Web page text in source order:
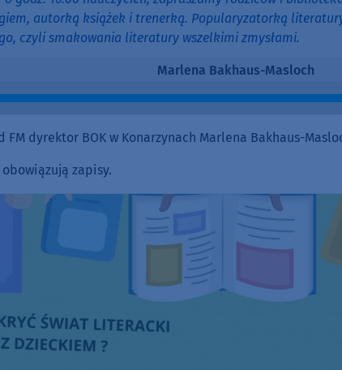
autorką książek i trenerką. Popularyzatorką
czyli smakowania literatury wszelkimi zmysłami.
Marlena Bakhaus-Masloch
FM dyrektor BOK w Konarzynach Marlena Bakhaus-
zapisy.